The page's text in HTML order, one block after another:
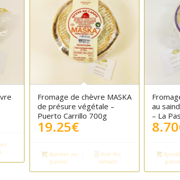
Fromage de chèvre MASKA
de présure végétale –
Puerto Carrillo 700g
19.25€
Ajouter au
panier
Voir les
détails
au
– La
8.70